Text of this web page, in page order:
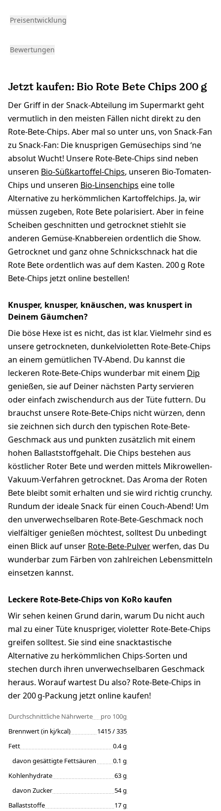
Preisentwicklung
Bewertungen
Jetzt kaufen: Bio Rote Bete Chips 200 g
Der Griff in der Snack-Abteilung im Supermarkt geht
vermutlich in den meisten Fällen nicht direkt zu den
Rote-Bete-Chips. Aber mal so unter uns, von Snack-Fan
zu Snack-Fan: Die knusprigen Gemüsechips sind ‘ne
absolut Wucht! Unsere Rote-Bete-Chips sind neben
unseren Bio-Süßkartoffel-Chips, unseren Bio-Tomaten-
Chips und unseren Bio-Linsenchips eine tolle
Alternative zu herkömmlichen Kartoffelchips. Ja, wir
müssen zugeben, Rote Bete polarisiert. Aber in feine
Scheiben geschnitten und getrocknet stiehlt sie
anderen Gemüse-Knabbereien ordentlich die Show.
Getrocknet und ganz ohne Schnickschnack hat die
Rote Bete ordentlich was auf dem Kasten. 200 g Rote
Bete-Chips jetzt online bestellen!
Knusper, knusper, knäuschen, was knuspert in
Deinem Gäumchen?
Die böse Hexe ist es nicht, das ist klar. Vielmehr sind es
unsere getrockneten, dunkelvioletten Rote-Bete-Chips
an einem gemütlichen TV-Abend. Du kannst die
leckeren Rote-Bete-Chips wunderbar mit einem Dip
genießen, sie auf Deiner nächsten Party servieren
oder einfach zwischendurch aus der Tüte futtern. Du
brauchst unsere Rote-Bete-Chips nicht würzen, denn
sie zeichnen sich durch den typischen Rote-Bete-
Geschmack aus und punkten zusätzlich mit einem
hohen Ballaststoffgehalt. Die Chips bestehen aus
köstlicher Roter Bete und werden mittels Mikrowellen-
Vakuum-Verfahren getrocknet. Das Aroma der Roten
Bete bleibt somit erhalten und sie wird richtig crunchy.
Rundum der ideale Snack für einen Couch-Abend! Um
den unverwechselbaren Rote-Bete-Geschmack noch
vielfältiger genießen möchtest, solltest Du unbedingt
einen Blick auf unser Rote-Bete-Pulverwerfen, das Du
wunderbar zum Färben von zahlreichen Lebensmitteln
einsetzen kannst.
Leckere Rote-Bete-Chips von KoRo kaufen
Wir sehen keinen Grund darin, warum Du nicht auch
mal zu einer Tüte knuspriger, violetter Rote-Bete-Chips
greifen solltest. Sie sind eine snacktastische
Alternative zu herkömmlichen Chips-Sorten und
stechen durch ihren unverwechselbaren Geschmack
heraus. Worauf wartest Du also? Rote-Bete-Chips in
der 200 g-Packung jetzt online kaufen!
Durchschnittliche Nährwerte
pro 100g
Brennwert (in kj/kcal)
1415 / 335
Fett
0.4 g
davon gesättigte Fettsäuren
0.1 g
Kohlenhydrate
63 g
davon Zucker
54 g
Ballaststoffe
17 g